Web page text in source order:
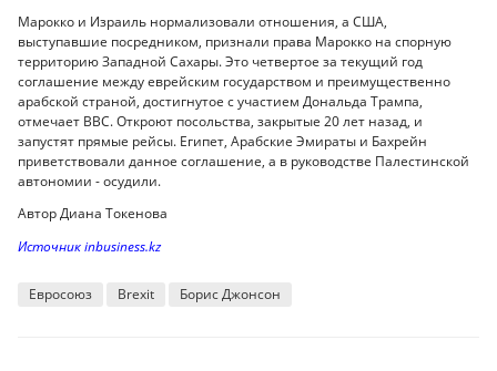
Марокко и Израиль нормализовали отношения, а США,
выступавшие посредником, признали права Марокко на спорную
территорию Западной Сахары. Это четвертое за текущий год
соглашение между еврейским государством и преимущественно
арабской страной, достигнутое с участием Дональда Трампа,
отмечает BBC. Откроют посольства, закрытые 20 лет назад, и
запустят прямые рейсы. Египет, Арабские Эмираты и Бахрейн
приветствовали данное соглашение, а в руководстве Палестинской
автономии - осудили.
Автор Диана Токенова
Источник inbusiness.kz
Евросоюз Brexit Борис Джонсон